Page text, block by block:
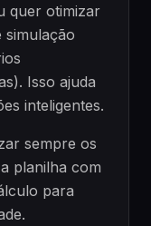
quer otimizar
Isso ajuda
inteligentes.
sempre os
planilha com
para